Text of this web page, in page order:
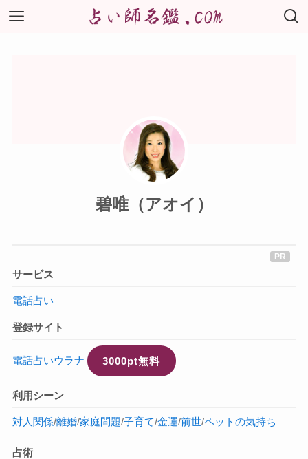
碧唯（アオイ）
サービス
電話占い
登録サイト
電話占いウラナ 3000pt無料
利用シーン
対人関係/離婚/家庭問題/子育て/金運/前世/ペットの気持ち
占術